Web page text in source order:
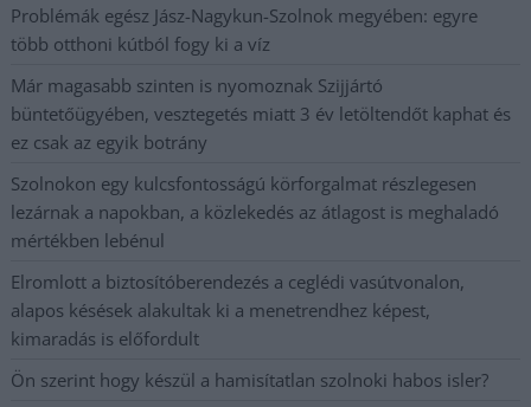
Problémák egész Jász-Nagykun-Szolnok megyében: egyre
több otthoni kútból fogy ki a víz
Már magasabb szinten is nyomoznak Szijjártó
büntetőügyében, vesztegetés miatt 3 év letöltendőt kaphat és
ez csak az egyik botrány
Szolnokon egy kulcsfontosságú körforgalmat részlegesen
lezárnak a napokban, a közlekedés az átlagost is meghaladó
mértékben lebénul
Elromlott a biztosítóberendezés a ceglédi vasútvonalon,
alapos késések alakultak ki a menetrendhez képest,
kimaradás is előfordult
Ön szerint hogy készül a hamisítatlan szolnoki habos isler?